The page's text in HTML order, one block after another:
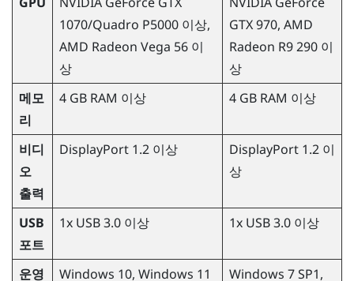
1070/Quadro P5000 이상,
AMD Radeon Vega 56 이
상
GTX 970, AMD
Radeon R9 290 이
상
메모
리
4 GB RAM 이상 4 GB RAM 이상
비디
오
출력
DisplayPort 1.2 이상
DisplayPort 1.2 이
상
USB
포트
1x USB 3.0 이상 1x USB 3.0 이상
운영
Windows 10, Windows 11 Windows 7 SP1,